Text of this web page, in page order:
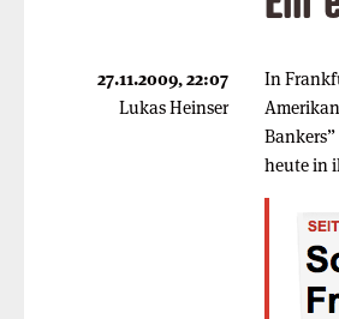
In
heute in
27.11.2009, 22:07
Lukas Heinser